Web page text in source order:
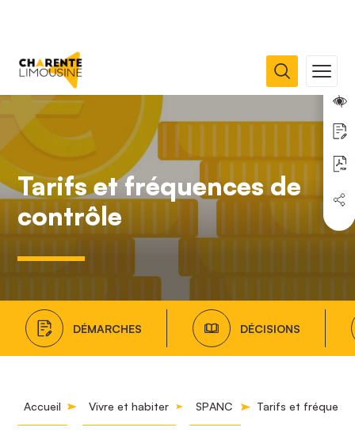
Tarifs et fréquences de
contrôle
DÉMARCHES DÉCISIONS
Accueil Vivre et habiter SPANC Tarifs et